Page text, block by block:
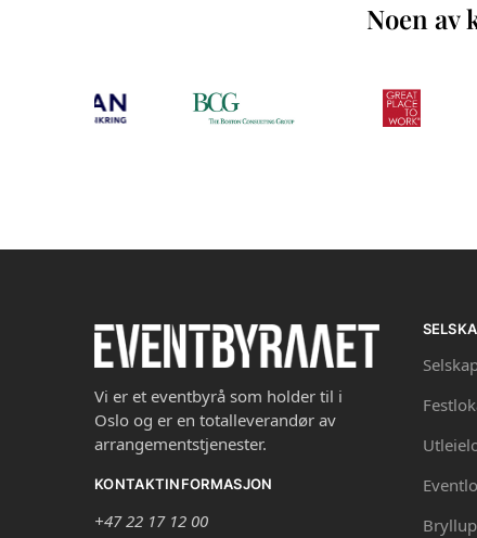
Noen av
Vi er et eventbyrå som holder til i
Oslo og er en totalleverandør av
arrangementstjenester.
KONTAKTINFORMASJON
+47 22 17 12 00